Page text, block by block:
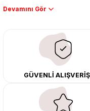
Performans artışı isteyen
çıkma orijinal ürünler ile
tasarımını ve
Tüm ürünlerimiz orijinal,
merkezimizde profesyonel
kargo ile teslimat
adres: Egzoz Sepeti.
GÜVENLİ ALIŞVERİŞ